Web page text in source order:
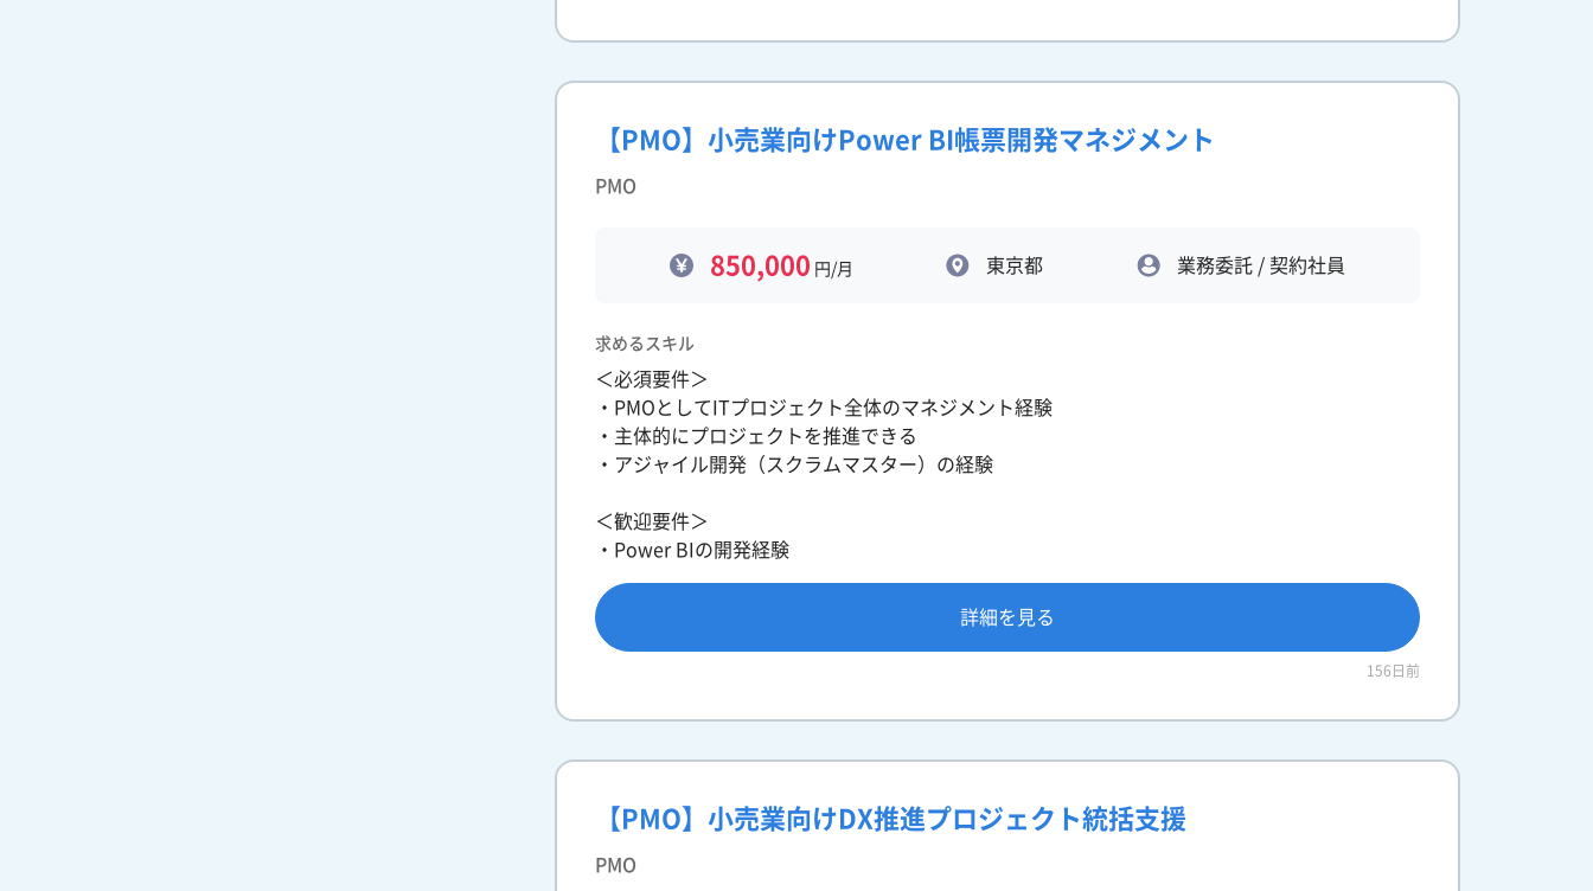
【PMO】小売業向けPower BI帳票開発マネジメント
PMO
850,000 円/月 東京都 業務委託 / 契約社員
求めるスキル
＜必須要件＞
・PMOとしてITプロジェクト全体のマネジメント経験
・主体的にプロジェクトを推進できる
・アジャイル開発（スクラムマスター）の経験
＜歓迎要件＞
・Power BIの開発経験
詳細を見る
156日前
【PMO】小売業向けDX推進プロジェクト統括支援
PMO